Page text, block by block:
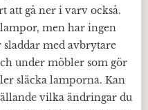
att gå ner i varv också.
men har ingen
sladdar med avbrytare
under möbler som gör
släcka lamporna. Kan
vilka ändringar du